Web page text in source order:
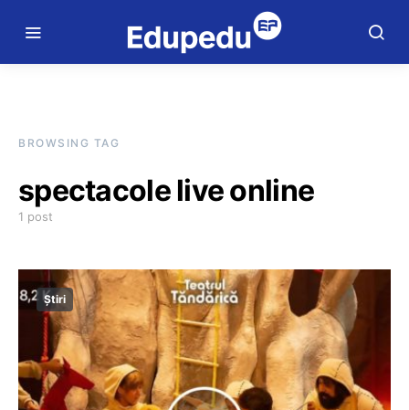
BROWSING TAG
spectacole live online
1 post
Știri